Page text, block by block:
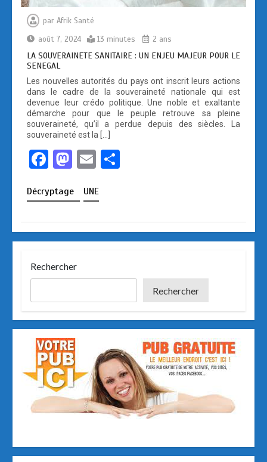
par Afrik Santé
août 7, 2024
13 minutes 2 ans
LA SOUVERAINETE SANITAIRE : UN ENJEU MAJEUR POUR LE
SENEGAL
Les nouvelles autorités du pays ont inscrit leurs actions
dans le cadre de la souveraineté nationale qui est
devenue leur crédo politique. Une noble et exaltante
démarche pour que le peuple retrouve sa pleine
souveraineté, qu’il a perdue depuis des siècles. La
souveraineté est la […]
F
ce
b
o
k
M
st
o
d
n
E
ail
g
er
Décryptage UNE
Rechercher
Rechercher